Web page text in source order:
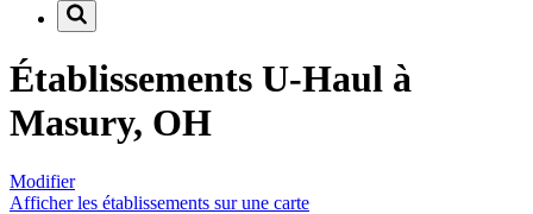
Établissements U-Haul à
Masury, OH
Modifier
Afficher les établissements sur une carte